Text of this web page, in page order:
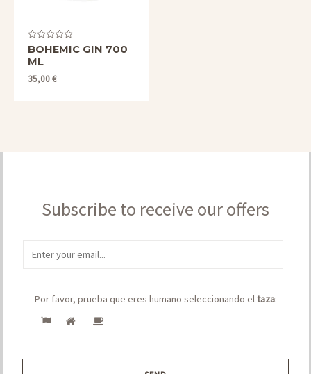
Valorado
con
0
5
BOHEMIC GIN 700
ML
35,00€
Subscribe to receive our offers
Por favor, prueba que eres humano seleccionando eltaza: